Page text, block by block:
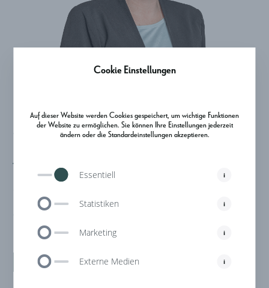
Mag. Elisabeth Papst
office@notar6020.at
LEBENSLAUF ANZEIGEN
Cookie Einstellungen
Auf dieser Website werden Cookies gespeichert, um wichtige Funktionen
der Website zu ermöglichen. Sie können Ihre Einstellungen jederzeit
ändern oder die Standardeinstellungen akzeptieren.
Essentiell i
Statistiken i
Marketing i
Externe Medien i